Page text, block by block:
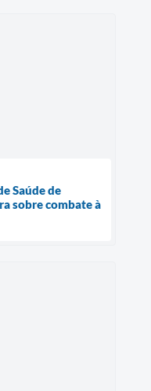
Saúde de
sobre combate à